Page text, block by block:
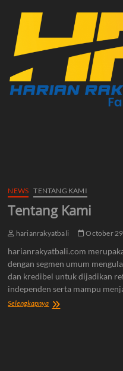
NEWS TENTANG KAMI
Tentang Kami
harianrakyatbali October
harianrakyatbali.com
dengan segmen umum
dan kredibel untuk dijadikan
independen serta mampu
SelengkapnyaTentang